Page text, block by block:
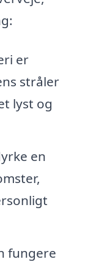
er
stråler
lyst og
en
fungere